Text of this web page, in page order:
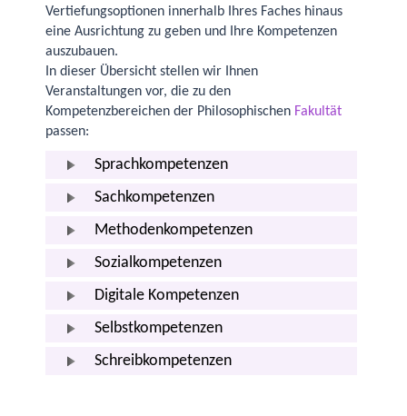
Vertiefungsoptionen innerhalb Ihres Faches hinaus
eine Ausrichtung zu geben und Ihre Kompetenzen
auszubauen.
In dieser Übersicht stellen wir Ihnen
Veranstaltungen vor, die zu den
Kompetenzbereichen der Philosophischen Fakultät
passen:
Sprachkompetenzen
Sachkompetenzen
Methodenkompetenzen
Sozialkompetenzen
Digitale Kompetenzen
Selbstkompetenzen
Schreibkompetenzen